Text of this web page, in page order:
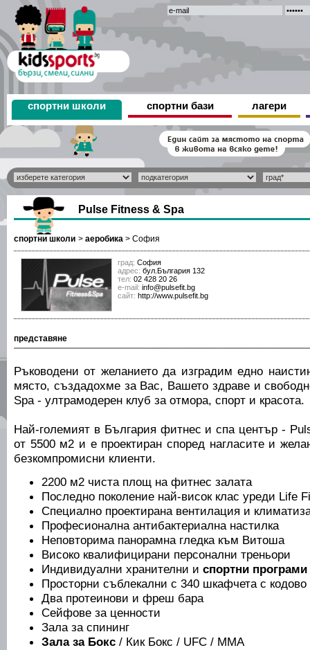
спортни школи спортни бази лагери
Pulse Fitness & Spa
спортни школи > аеробика > София
град: София
адрес: бул.България 132
тел: 02 428 20 26
е-mail: info@pulsefit.bg
сайт: http://www.pulsefit.bg
представяне
Ръководени от желанието да изградим едно
място, създадохме за Вас, Вашето здраве и
Spa - ултрамодерен клуб за отмора, спорт и красота.
Най-големият в България фитнес и спа център -
от 5500 м2 и е проектиран според нагласите и
безкомпромисни клиенти.
2200 м2 чиста площ на фитнес залата
Последно поколение най-висок клас уреди Life
Специално проектирана вентилация и
Професионална антибактериална настилка
Неповторима панорамна гледка към Витоша
Високо квалифицирани персонални треньори
Индивидуални хранителни и спортни програми
Просторни съблекални с 340 шкафчета с кодово
Два протеинови и фреш бара
Сейфове за ценности
Зала за спининг
Зала за Бокс / Кик Бокс / UFC / MMA